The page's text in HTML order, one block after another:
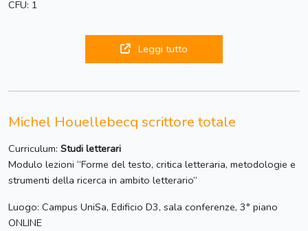
CFU: 1
Leggi tutto
Michel Houellebecq scrittore totale
Curriculum: Studi letterari
Modulo lezioni “Forme del testo, critica letteraria, metodologie e
strumenti della ricerca in ambito letterario“
Luogo: Campus UniSa, Edificio D3, sala conferenze, 3° piano
ONLINE